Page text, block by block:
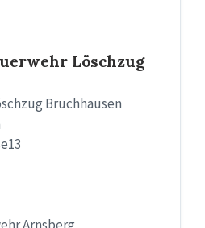
Löschzug
Bruchhausen